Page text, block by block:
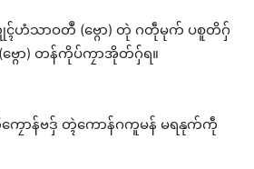
ဂကူမန် မရနုက်ကဵု (၇၉)
ဝါ ကွာန်ပလိုၚ်ဂျပါန် အလုံ
ပွိုၚ်ဍုၚ်ကျာ်ပိ
ဓရိုဟ်ပၞာန်
July 14, 2026
ၚ်ဟံသာဝတဳ (ဗ္ဂော) တုဲ ဂတဵုမုက် ပစူတိဂှ်
ဂော) တန်ကိုပ်ကၠာအိုတ်ဂှ်ရ။
ာန်ဗဒှ် တ္ၚဲကောန်ဂကူမန် မရနုက်ကဵု